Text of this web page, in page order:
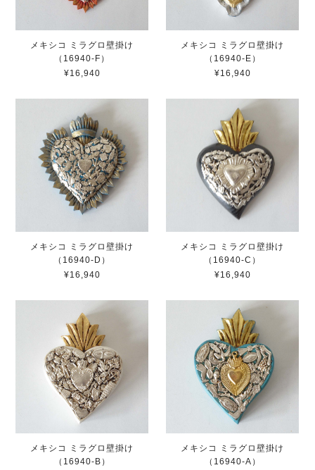
メキシコ ミラグロ壁掛け
（16940-F）
¥16,940
メキシコ ミラグロ壁掛け
（16940-E）
¥16,940
メキシコ ミラグロ壁掛け
（16940-D）
¥16,940
メキシコ ミラグロ壁掛け
（16940-C）
¥16,940
メキシコ ミラグロ壁掛け
（16940-B）
メキシコ ミラグロ壁掛け
（16940-A）